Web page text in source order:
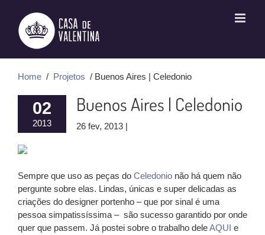
conteúdo
Home / Projetos / Buenos Aires | Celedonio
02
2013
Buenos Aires | Celedonio
26 fev, 2013 |
Sempre que uso as peças do Celedonio não há quem não
pergunte sobre elas. Lindas, únicas e super delicadas as
criações do designer portenho – que por sinal é uma
pessoa simpatissíssima – são sucesso garantido por onde
quer que passem. Já postei sobre o trabalho deleAQUI e